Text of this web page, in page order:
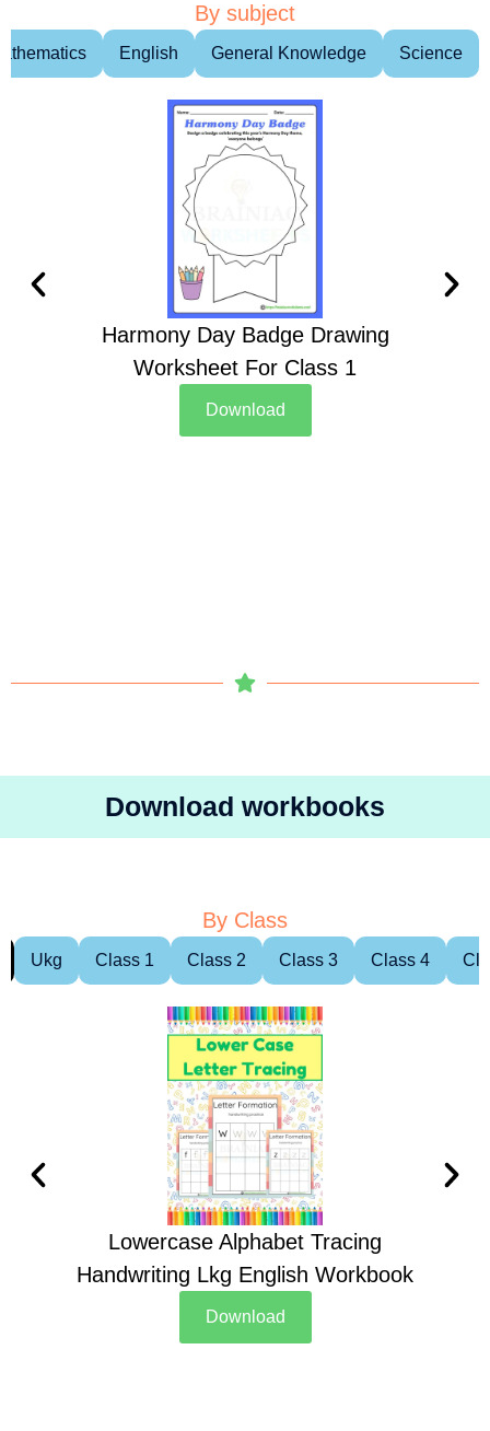
By subject
English General Knowledge Science
Harmony Day Badge Drawing
Worksheet For Class 1
Download
Download workbooks
By Class
Ukg Class 1 Class 2 Class 3 Class 4
Lowercase Alphabet Tracing
Handwriting Lkg English Workbook
Download